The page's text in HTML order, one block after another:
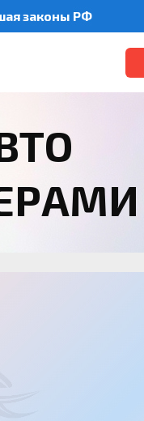
законы РФ